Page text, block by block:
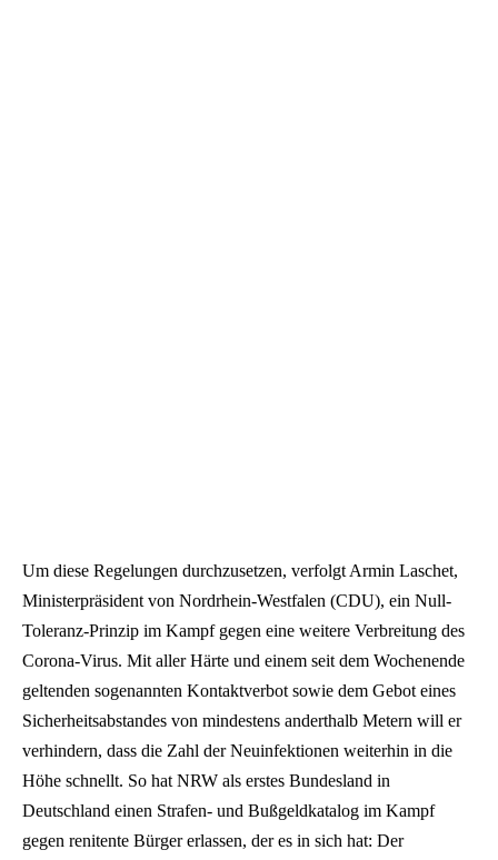
Um diese Regelungen durchzusetzen, verfolgt Armin Laschet,
Ministerpräsident von Nordrhein-Westfalen (CDU), ein Null-
Toleranz-Prinzip im Kampf gegen eine weitere Verbreitung des
Corona-Virus. Mit aller Härte und einem seit dem Wochenende
geltenden sogenannten Kontaktverbot sowie dem Gebot eines
Sicherheitsabstandes von mindestens anderthalb Metern will er
verhindern, dass die Zahl der Neuinfektionen weiterhin in die
Höhe schnellt. So hat NRW als erstes Bundesland in
Deutschland einen Strafen- und Bußgeldkatalog im Kampf
gegen renitente Bürger erlassen, der es in sich hat: Der